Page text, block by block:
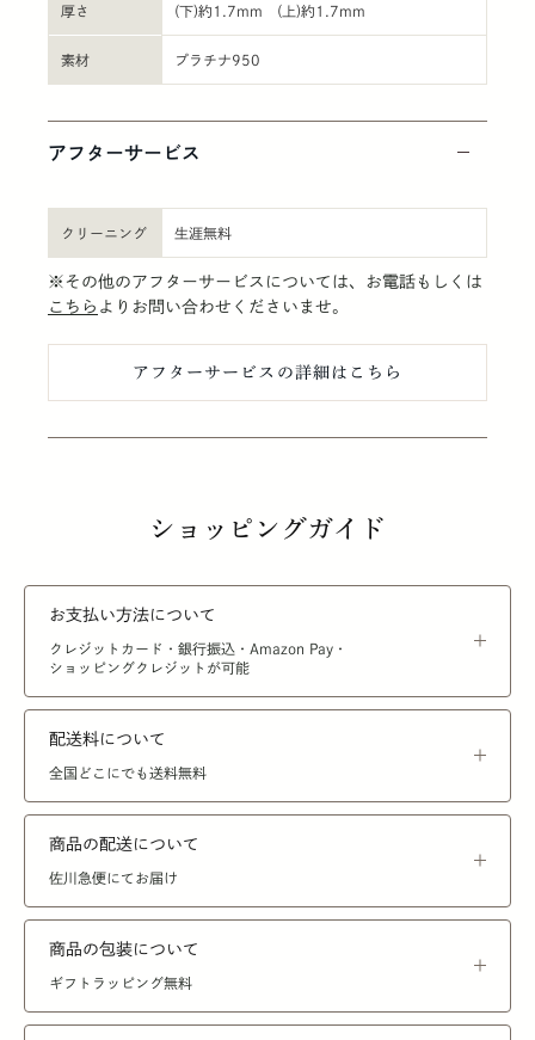
厚さ (下)約1.7mm (上)約1.7mm
素材 プラチナ950
アフターサービス
クリーニング 生涯無料
※その他のアフターサービスについては、お電話もしくは
こちら よりお問い合わせくださいませ。
アフターサービスの詳細はこちら
ショッピングガイド
お支払い方法について
クレジットカード・銀行振込・Amazon Pay・
ショッピングクレジットが可能
配送料について
全国どこにでも送料無料
商品の配送について
佐川急便にてお届け
商品の包装について
ギフトラッピング無料